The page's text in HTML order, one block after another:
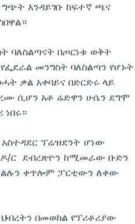
እንዳይገቡ ከፍተኛ ጫና
ባለስልጣናት በጦርነቱ ወቅት
መንግስት ባለስልጣን የሆኑት
ቃል አቀባይና በድርድሩ ላይ
ሲሆን አቶ ሬድዋን ሁሴን ደግሞ
ፕሬዝደንት ሆነው
ዶ/ር ደብረጽዮን ከሚመራው ቡድን
ቀጥሎም ፓርቲውን ለቀው
በመወከል የፕሪቶሪያው